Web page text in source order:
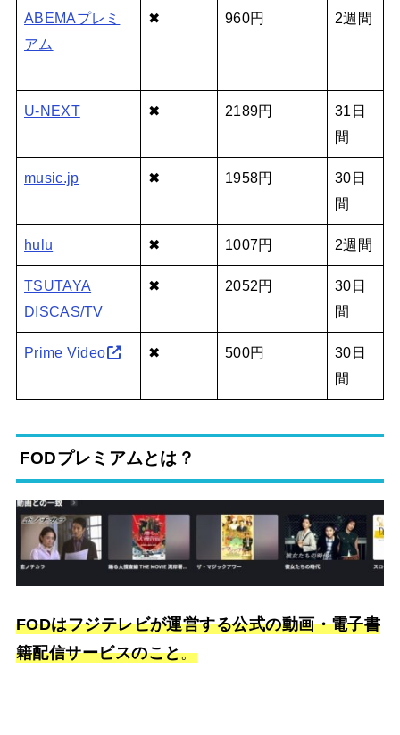
ABEMAプレミ
アム
✖ 960円 2週間
U-NEXT ✖ 2189円
31日
間
music.jp ✖ 1958円
30日
間
hulu ✖ 1007円 2週間
TSUTAYA
DISCAS/TV
✖ 2052円
30日
間
Prime Video ✖ 500円
30日
間
FODプレミアムとは？
FODはフジテレビが運営する公式の動画・電子書
籍配信サービスのこと。